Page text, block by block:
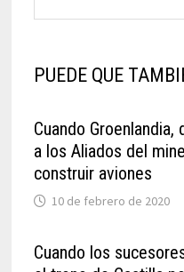
PUEDE QUE
Cuando
a los Aliados del
construir aviones
10 de febrero de 2020
Cuando los